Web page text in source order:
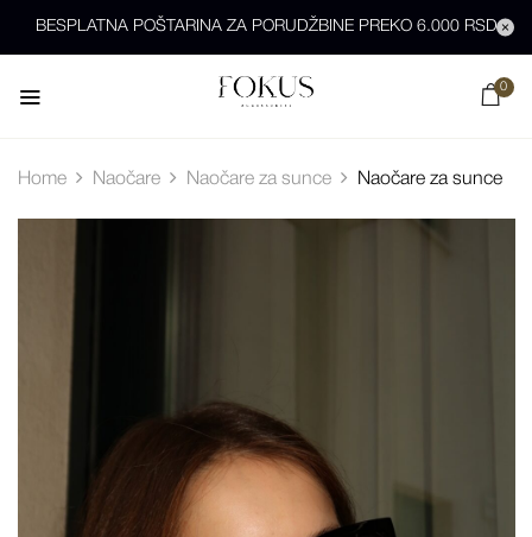
BESPLATNA POŠTARINA ZA PORUDŽBINE PREKO 6.000 RSD
0
Home Naočare Naočare za sunce Naočare za sunce